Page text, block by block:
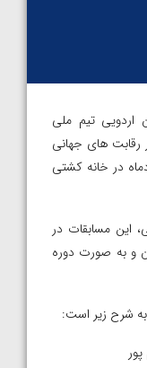
اردویی تیم ملی
در رقابت های جهانی
روز جمعه ۳۱ مردادماه در خانه کشتی
این مسابقات در
ارفاق وزن و به صورت دوره
شرح زیر است: